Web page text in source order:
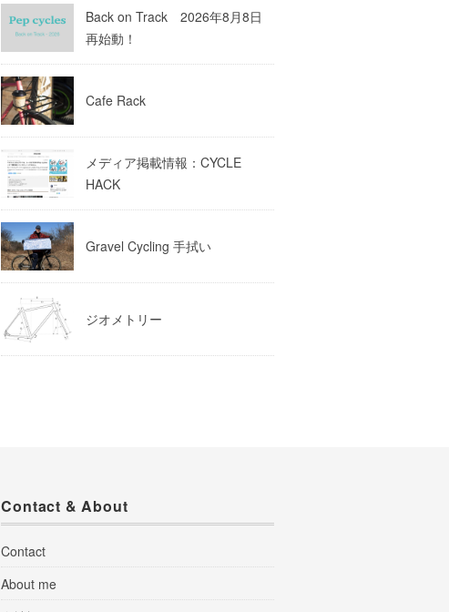
10 Twitter
Load More
Back on Track 2026年8月8日
再始動！
Cafe Rack
メディア掲載情報：CYCLE
HACK
Gravel Cycling 手拭い
ジオメトリー
Contact & About
Contact
About me